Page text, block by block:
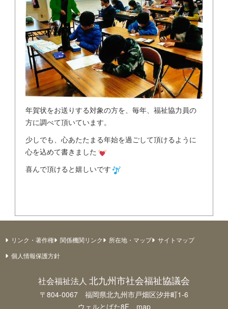
年賀状をお送りする対象の方を、毎年、福祉協力員の
方に調べて頂いています。
少しでも、心あたたまる年始を過ごして頂けるように
心を込めて書きました
喜んで頂けると嬉しいです
リンク・著作権 関係機関リンク 所在地・マップ
サイトマップ
個人情報保護方針
社会福祉法人 北九州市社会福祉協議会
〒804-0067 福岡県北九州市戸畑区汐井町1-6
ウェルとばた8F map